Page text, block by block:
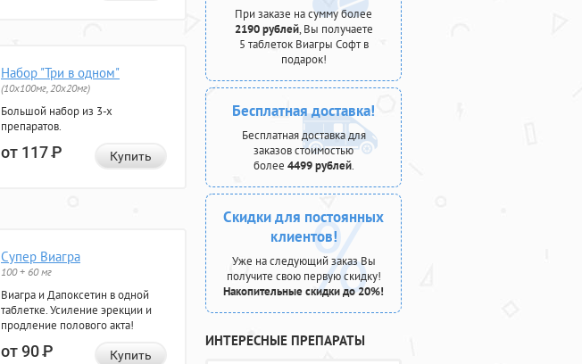
Набор "Три в одном"
(10x100мг, 20x20мг)
Большой набор из 3-х
препаратов.
от 117Р Купить
Супер Виагра
100 + 60 мг
Виагра и Дапоксетин в одной
таблетке. Усиление эрекции и
продление полового акта!
от 90Р Купить
При заказе на сумму более
2190 рублей, Вы получаете
5 таблеток Виагры Софт в
подарок!
Бесплатная доставка!
Бесплатная доставка для
заказов стоимостью
более 4499 рублей.
Скидки для постоянных
клиентов!
Уже на следующий заказ Вы
получите свою первую скидку!
Накопительные скидки до 20%!
ИНТЕРЕСНЫЕ ПРЕПАРАТЫ